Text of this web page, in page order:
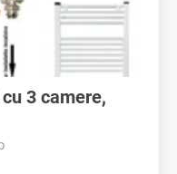
3 camere,